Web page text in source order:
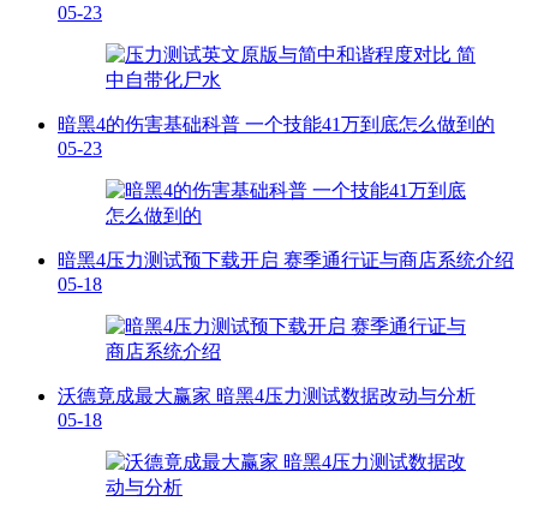
05-23
暗黑4的伤害基础科普 一个技能41万到底怎么做到的
05-23
暗黑4压力测试预下载开启 赛季通行证与商店系统介绍
05-18
沃德竟成最大赢家 暗黑4压力测试数据改动与分析
05-18